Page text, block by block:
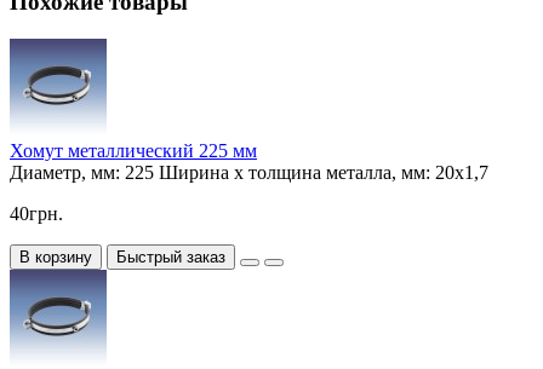
Хомут металлический 225 мм
Диаметр, мм: 225 Ширина х толщина металла, мм: 20х1,7
40грн.
В корзину Быстрый заказ